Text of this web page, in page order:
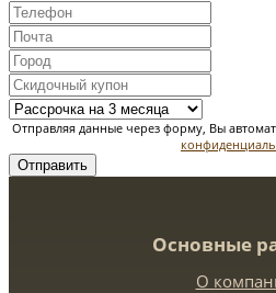
Отправляя данные через форму, Вы
Отправить
Основные
О